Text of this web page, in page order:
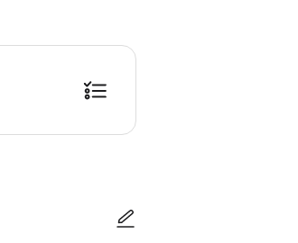
다를 수 있으니, 예약 시 확인 부탁드립니다.)